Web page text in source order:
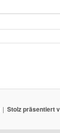
Stolz präsentiert